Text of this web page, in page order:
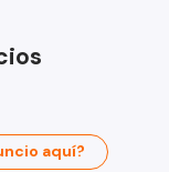
aquí?